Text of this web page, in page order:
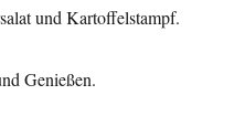
und Kartoffelstampf.
Genießen.